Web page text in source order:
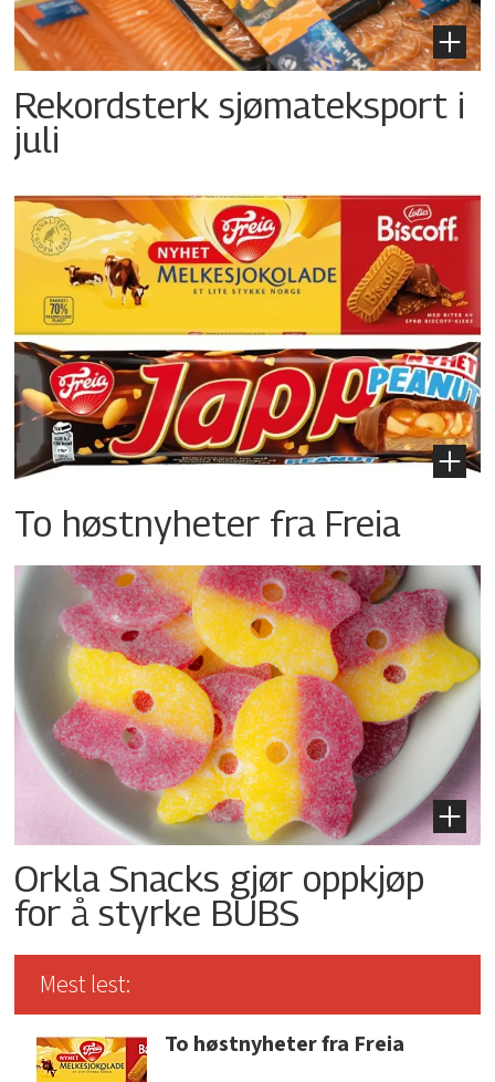
Rekordsterk sjømateksport i
juli
To høstnyheter fra Freia
Orkla Snacks gjør oppkjøp
for å styrke BUBS
Mest lest:
To høstnyheter fra Freia